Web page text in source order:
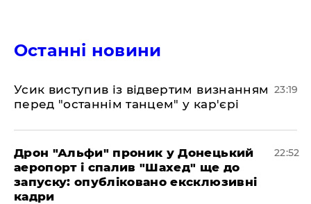
Останні новини
​Усик виступив із відвертим визнанням
перед "останнім танцем" у кар'єрі
23:19
​Дрон "Альфи" проник у Донецький
аеропорт і спалив "Шахед" ще до
запуску: опубліковано ексклюзивні
кадри
22:52